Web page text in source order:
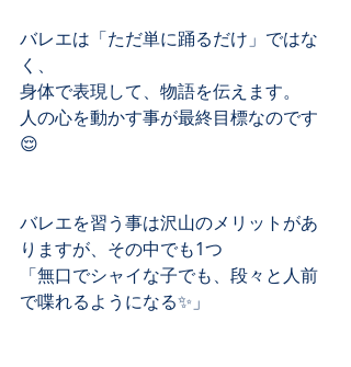
バレエは「ただ単に踊るだけ」ではな
く、﻿
身体で表現して、物語を伝えます。﻿
人の心を動かす事が最終目標なのです
😌﻿
バレエを習う事は沢山のメリットがあ
りますが、その中でも1つ﻿
「無口でシャイな子でも、段々と人前
で喋れるようになる✨」﻿